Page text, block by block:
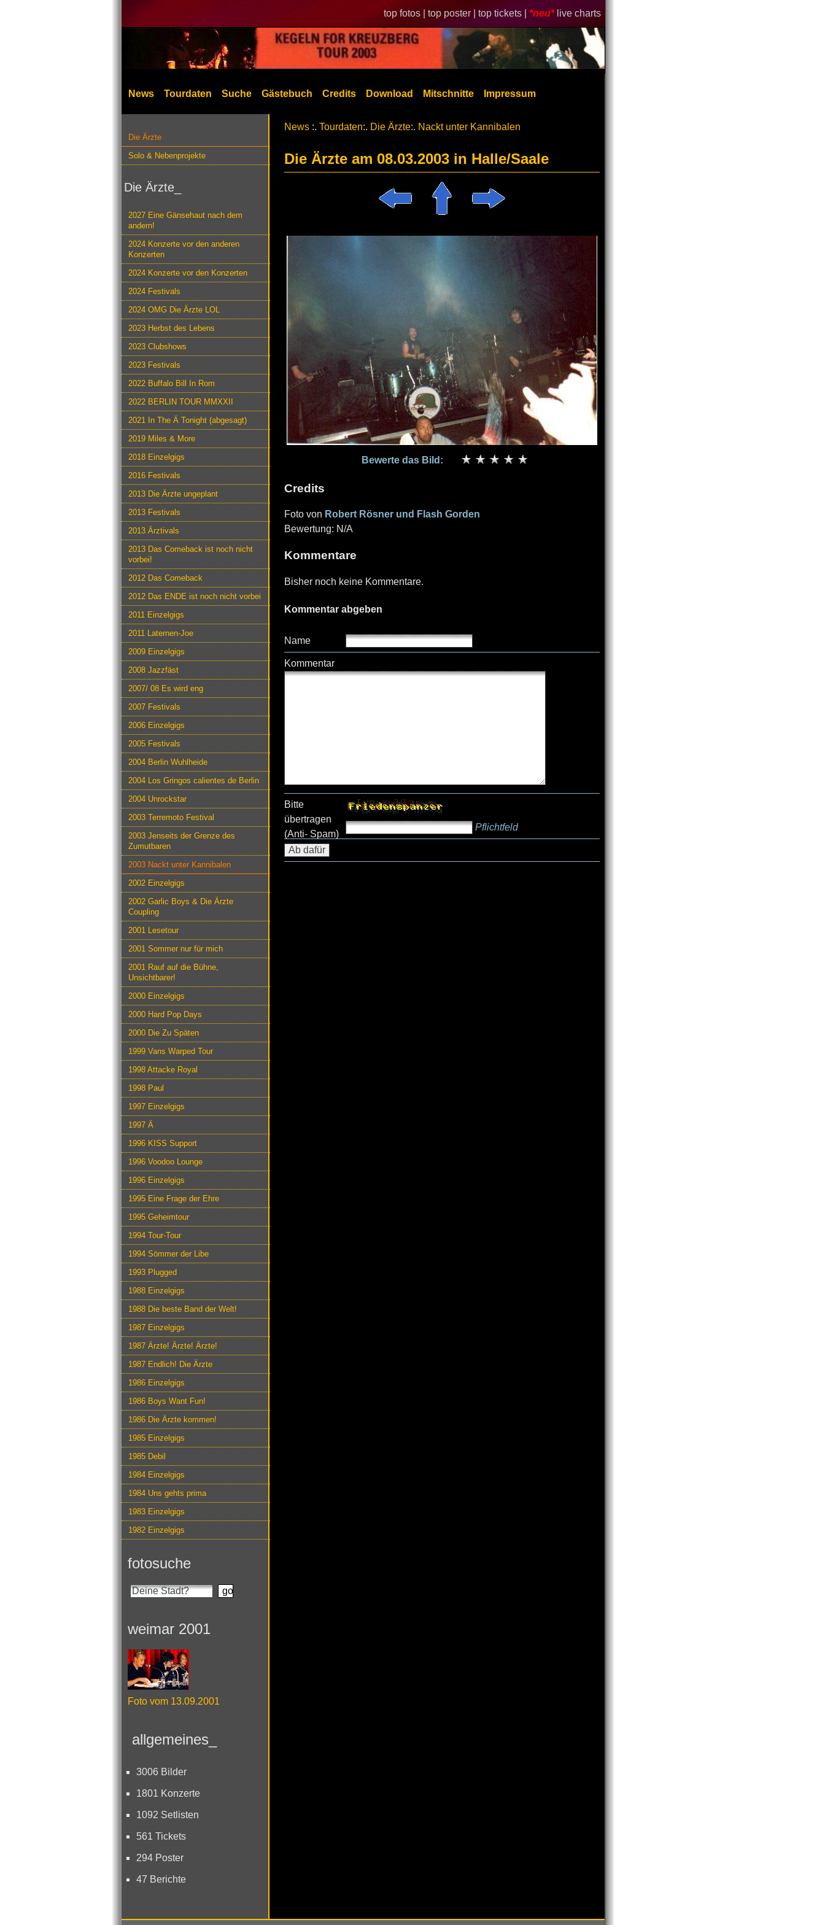
top fotos | top poster | top tickets | *neu* live charts
News Tourdaten Suche Gästebuch Credits Download Mitschnitte Impressum
Die Ärzte
Solo & Nebenprojekte
Die Ärzte_
2027 Eine Gänsehaut nach dem
andern!
2024 Konzerte vor den anderen
Konzerten
2024 Konzerte vor den Konzerten
2024 Festivals
2024 OMG Die Ärzte LOL
2023 Herbst des Lebens
2023 Clubshows
2023 Festivals
2022 Buffalo Bill In Rom
2022 BERLIN TOUR MMXXII
2021 In The Ä Tonight (abgesagt)
2019 Miles & More
2018 Einzelgigs
2016 Festivals
2013 Die Ärzte ungeplant
2013 Festivals
2013 Ärztivals
2013 Das Comeback ist noch nicht
vorbei!
2012 Das Comeback
2012 Das ENDE ist noch nicht vorbei
2011 Einzelgigs
2011 Laternen-Joe
2009 Einzelgigs
2008 Jazzfäst
2007/ 08 Es wird eng
2007 Festivals
2006 Einzelgigs
2005 Festivals
2004 Berlin Wuhlheide
2004 Los Gringos calientes de Berlin
2004 Unrockstar
2003 Terremoto Festival
2003 Jenseits der Grenze des
Zumutbaren
2003 Nackt unter Kannibalen
2002 Einzelgigs
2002 Garlic Boys & Die Ärzte
Coupling
2001 Lesetour
2001 Sommer nur für mich
2001 Rauf auf die Bühne,
Unsichtbarer!
2000 Einzelgigs
2000 Hard Pop Days
2000 Die Zu Späten
1999 Vans Warped Tour
1998 Attacke Royal
1998 Paul
1997 Einzelgigs
1997 Ä
1996 KISS Support
1996 Voodoo Lounge
1996 Einzelgigs
1995 Eine Frage der Ehre
1995 Geheimtour
1994 Tour-Tour
1994 Sömmer der Libe
1993 Plugged
1988 Einzelgigs
1988 Die beste Band der Welt!
1987 Einzelgigs
1987 Ärzte! Ärzte! Ärzte!
1987 Endlich! Die Ärzte
1986 Einzelgigs
1986 Boys Want Fun!
1986 Die Ärzte kommen!
1985 Einzelgigs
1985 Debil
1984 Einzelgigs
1984 Uns gehts prima
1983 Einzelgigs
1982 Einzelgigs
fotosuche
weimar 2001
Foto vom 13.09.2001
allgemeines_
3006 Bilder
1801 Konzerte
1092 Setlisten
561 Tickets
294 Poster
47 Berichte
News :. Tourdaten:. Die Ärzte:. Nackt unter Kannibalen
Die Ärzte am 08.03.2003 in Halle/Saale
Bewerte das Bild:
Credits
Foto von Robert Rösner und Flash Gorden
Bewertung: N/A
Kommentare
Bisher noch keine Kommentare.
Kommentar abgeben
Name
Kommentar
Bitte
übertragen
(Anti- Spam)
Pflichtfeld